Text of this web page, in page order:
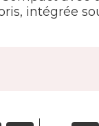
intégrée